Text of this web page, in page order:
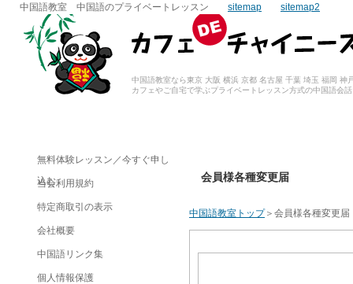
中国語教室 中国語のプライベートレッスン sitemap sitemap2
中国語教室なら東京 大阪 横浜 京都 名古屋 千葉 埼玉 福岡 神
カフェやご自宅で学ぶプライベートレッスン方式の中国語会
会員様各種変更届
中国語教室トップ＞会員様各種変更届
無料体験レッスン／今すぐ申し
込む
当会利用規約
特定商取引の表示
会社概要
中国語リンク集
個人情報保護